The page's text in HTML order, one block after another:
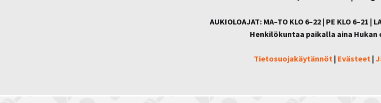
AUKIOLOAJAT: MA–TO KLO 6–22 | PE KLO 6–21 |
Henkilökuntaa paikalla aina Hukan
Tietosuojakäytännöt | Evästeet |